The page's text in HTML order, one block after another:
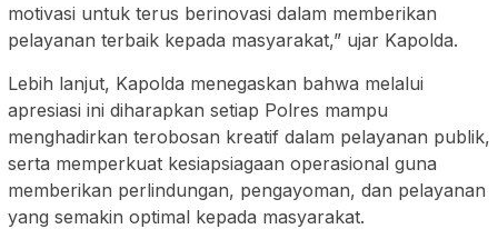
motivasi untuk terus berinovasi dalam memberikan
pelayanan terbaik kepada masyarakat,” ujar Kapolda.
Lebih lanjut, Kapolda menegaskan bahwa melalui
apresiasi ini diharapkan setiap Polres mampu
menghadirkan terobosan kreatif dalam pelayanan publik,
serta memperkuat kesiapsiagaan operasional guna
memberikan perlindungan, pengayoman, dan pelayanan
yang semakin optimal kepada masyarakat.